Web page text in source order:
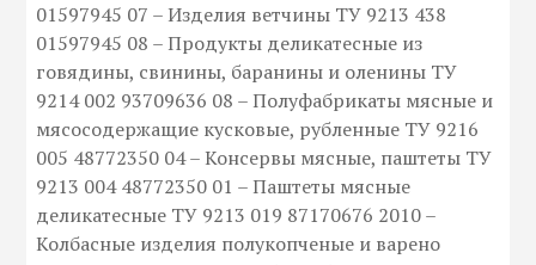
01597945 07 – Изделия ветчины ТУ 9213 438
01597945 08 – Продукты деликатесные из
говядины, свинины, баранины и оленины ТУ
9214 002 93709636 08 – Полуфабрикаты мясные и
мясосодержащие кусковые, рубленные ТУ 9216
005 48772350 04 – Консервы мясные, паштеты ТУ
9213 004 48772350 01 – Паштеты мясные
деликатесные ТУ 9213 019 87170676 2010 –
Колбасные изделия полукопченые и варено